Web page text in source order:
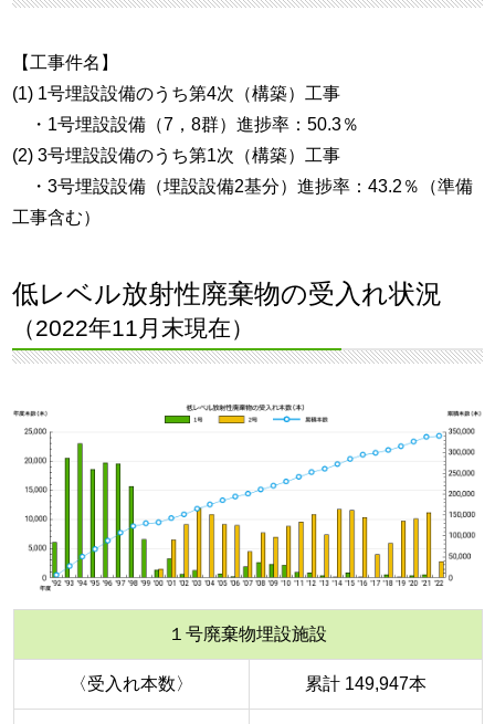
【工事件名】
(1) 1号埋設設備のうち第4次（構築）工事
・1号埋設設備（7，8群）進捗率：50.3％
(2) 3号埋設設備のうち第1次（構築）工事
・3号埋設設備（埋設設備2基分）進捗率：43.2％（準備
工事含む）
低レベル放射性廃棄物の受入れ状況
（2022年11月末現在）
１号廃棄物埋設施設
〈受入れ本数〉 累計 149,947本